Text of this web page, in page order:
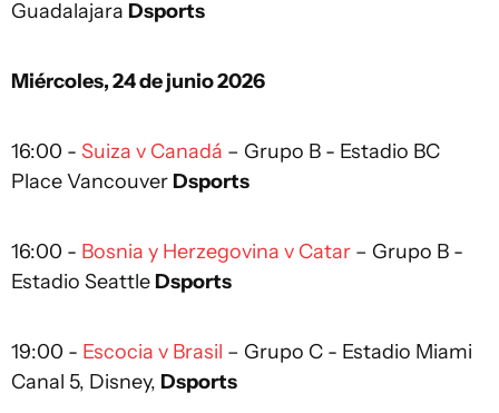
Guadalajara Dsports
Miércoles, 24 de junio 2026
16:00 - Suiza v Canadá – Grupo B - Estadio BC
Place Vancouver Dsports
16:00 - Bosnia y Herzegovina v Catar – Grupo B -
Estadio Seattle Dsports
19:00 - Escocia v Brasil – Grupo C - Estadio Miami
Canal 5, Disney, Dsports